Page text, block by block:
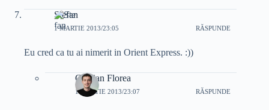
Stefan
1 MARTIE 2013/23:05 RĂSPUNDE
Eu cred ca tu ai nimerit in Orient Express. :))
Cristian Florea
1 MARTIE 2013/23:07 RĂSPUNDE